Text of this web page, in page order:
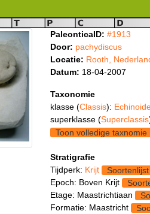
PaleonticaID: #1913
Door: pachydiscus
Locatie: Rooth,
Datum: 18-04-2007
Taxonomie
klasse (Classis):
superklasse (Superclassis
Toon volledige taxnomie
Stratigrafie
Tijdperk: Krijt
Soortenlijst
Epoch: Boven Krijt
Etage: Maastrichtiaan
Formatie: Maastricht